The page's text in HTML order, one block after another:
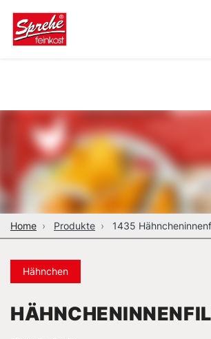
Home Produkte 1435
Hähnchen